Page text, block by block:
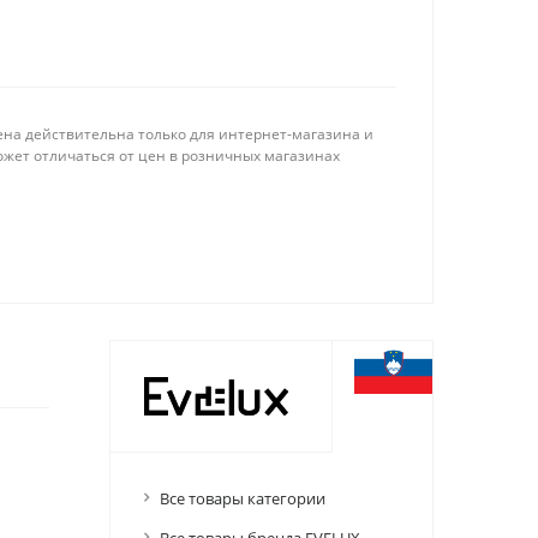
действительна только для интернет-магазина и
отличаться от цен в розничных магазинах
Все товары категории